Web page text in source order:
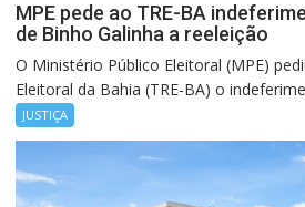
MPE pede ao TRE-BA
de Binho Galinha a reeleição
O Ministério Público Eleitoral (MPE)
Eleitoral da Bahia (TRE-BA) o
JUSTIÇA